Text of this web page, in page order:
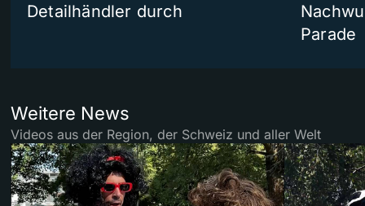
Detailhändler durch
Parade
Weitere News
Videos aus der Region, der Schweiz und aller Welt